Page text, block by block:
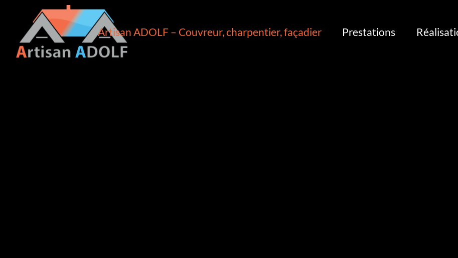
Artisan ADOLF – Couvreur, charpentier, façadier Prestations